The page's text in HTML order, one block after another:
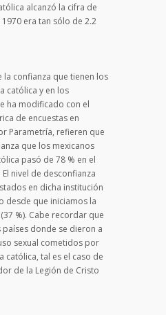
alcanzó la cifra de
era tan sólo de 2.2
la confianza que tienen los
católica y en los
ha modificado con el
de encuestas en
Parametría, refieren que
que los mexicanos
pasó de 78 % en el
nivel de desconfianza
en dicha institución
desde que iniciamos la
%). Cabe recordar que
donde se dieron a
sexual cometidos por
católica, tal es el caso de
de la Legión de Cristo